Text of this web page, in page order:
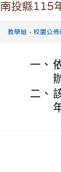
南投縣115
教學組 - 校園公佈
一、
二、